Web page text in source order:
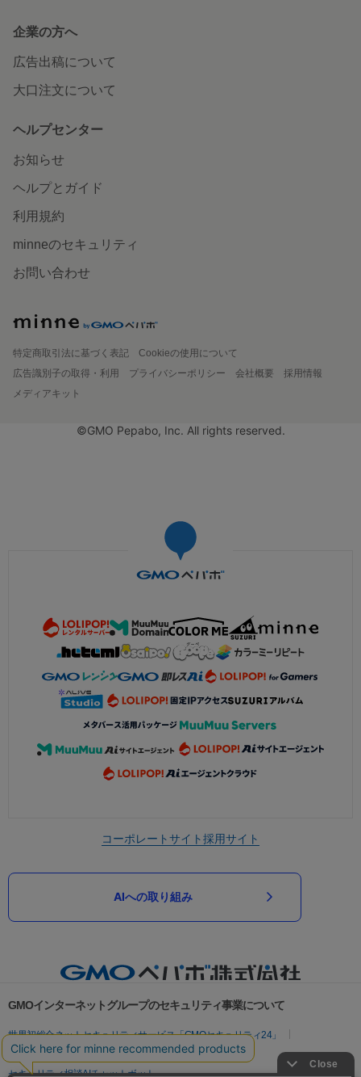
企業の方へ
広告出稿について
大口注文について
ヘルプセンター
お知らせ
ヘルプとガイド
利用規約
minneのセキュリティ
お問い合わせ
特定商取引法に基づく表記
Cookieの使用について
広告識別子の取得・利用
プライバシーポリシー 会社概要
採用情報
メディアキット
©GMO Pepabo, Inc. All rights reserved.
コーポレートサイト採用サイト
AIへの取り組み
GMOインターネットグループのセキュリティ事業について
世界初総合ネットセキュリティサービス「GMOセキュリティ24」
パスワード漏洩診断
Webサイトリスク診断
セキュリティ相談AIチャットボット